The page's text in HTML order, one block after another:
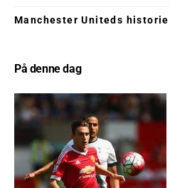
Manchester Uniteds historie
På denne dag